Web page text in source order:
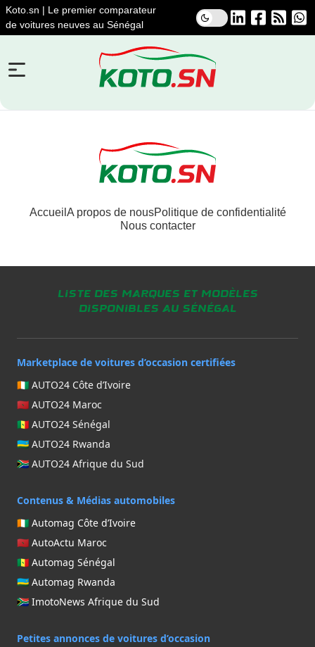
Koto.sn | Le premier comparateur
de voitures neuves au Sénégal
Accueil A propos de nousPolitique de confidentialité
Nous contacter
Liste des marques et modèles
disponibles au Sénégal
Marketplace de voitures d’occasion certifiées
🇨🇮 AUTO24 Côte d’Ivoire
🇲🇦 AUTO24 Maroc
🇸🇳 AUTO24 Sénégal
🇷🇼 AUTO24 Rwanda
🇿🇦 AUTO24 Afrique du Sud
Contenus & Médias automobiles
🇨🇮 Automag Côte d’Ivoire
🇲🇦 AutoActu Maroc
🇸🇳 Automag Sénégal
🇷🇼 Automag Rwanda
🇿🇦 ImotoNews Afrique du Sud
Petites annonces de voitures d’occasion